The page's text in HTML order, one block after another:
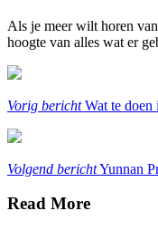
Als je meer wilt horen
hoogte van alles wat er
Vorig berichtWat te doen
Volgend berichtYunnan
Read More